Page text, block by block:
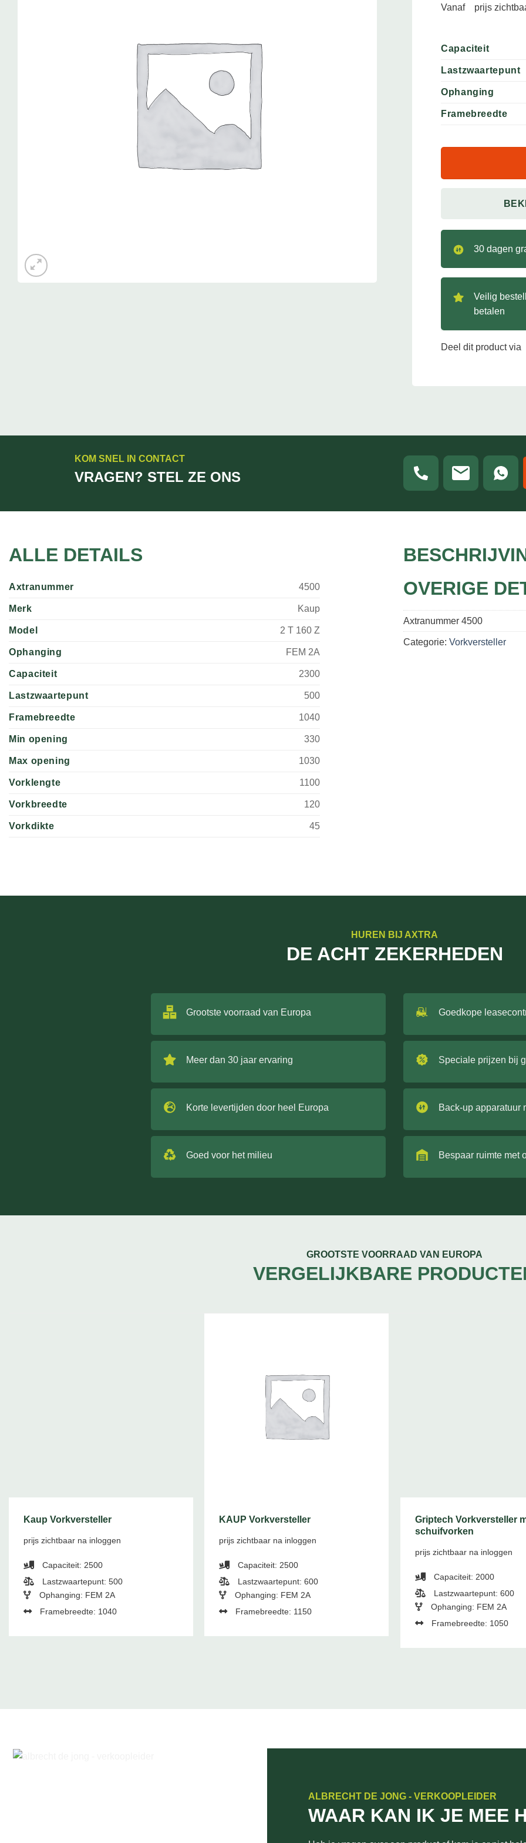
Vanaf prijs
Capaciteit
Lastzwaartepunt
Ophanging
Framebreedte
30 dagen
Veilig
betalen
Deel dit product via
KOM SNEL IN CONTACT
VRAGEN? STEL ZE ONS
ALLE DETAILS
Axtranummer 4500
Merk Kaup
Model 2 T 160 Z
Ophanging FEM 2A
Capaciteit 2300
Lastzwaartepunt 500
Framebreedte 1040
Min opening 330
Max opening 1030
Vorklengte 1100
Vorkbreedte 120
Vorkdikte 45
OVERIGE
Axtranummer 4500
Categorie: Vorkversteller
HUREN BIJ AXTRA
DE ACHT ZEKERHEDEN
Grootste voorraad van Europa
Meer dan 30 jaar ervaring
Korte levertijden door heel Europa
Goed voor het milieu
Goedkope
Speciale prijzen bij
Back-up apparatuur
Bespaar ruimte met
GROOTSTE VOORRAAD VAN EUROPA
VERGELIJKBARE
Kaup Vorkversteller
prijs zichtbaar na inloggen
Capaciteit: 2500
Lastzwaartepunt: 500
Ophanging: FEM 2A
Framebreedte: 1040
KAUP Vorkversteller
prijs zichtbaar na inloggen
Capaciteit: 2500
Lastzwaartepunt: 600
Ophanging: FEM 2A
Framebreedte: 1150
Griptech Vorkversteller
schuifvorken
prijs zichtbaar na inloggen
Capaciteit: 2000
Lastzwaartepunt: 600
Ophanging: FEM 2A
Framebreedte: 1050
ALBRECHT DE JONG - VERKOOPLEIDER
WAAR KAN IK JE MEE